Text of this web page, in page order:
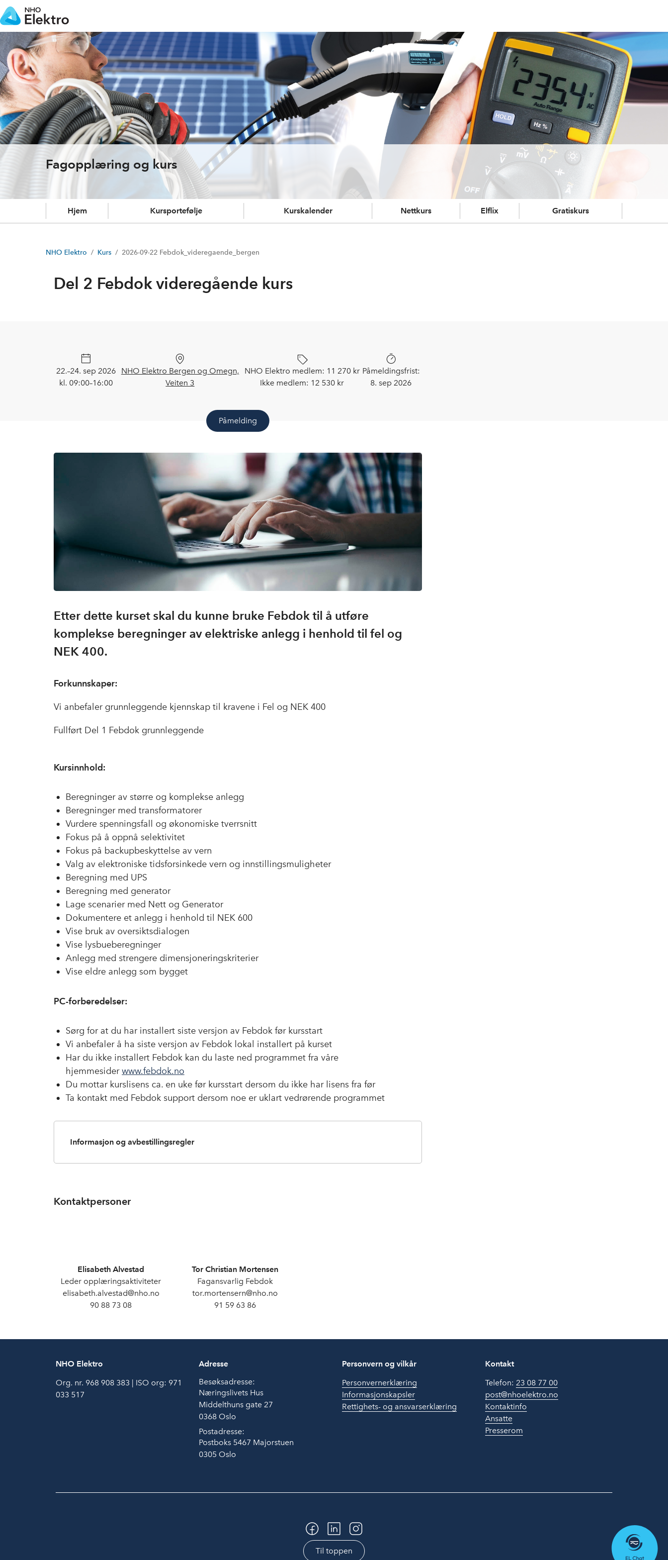
Fagopplæring og kurs
Hjem Kursportefølje Kurskalender Nettkurs Elflix Gratiskurs
NHO Elektro Kurs 2026-09-22 Febdok_videregaende_bergen
Del 2 Febdok videregående kurs
22.–24. sep 2026
kl. 09:00–16:00
NHO Elektro Bergen og Omegn,
Veiten 3
NHO Elektro medlem: 11 270 kr
Ikke medlem: 12 530 kr
Påmeldingsfrist:
8. sep 2026
Påmelding
Etter dette kurset skal du kunne bruke Febdok til å utføre
komplekse beregninger av elektriske anlegg i henhold til fel og
NEK 400.
Forkunnskaper:
Vi anbefaler grunnleggende kjennskap til kravene i Fel og NEK 400
Fullført Del 1 Febdok grunnleggende
Kursinnhold:
Beregninger av større og komplekse anlegg
Beregninger med transformatorer
Vurdere spenningsfall og økonomiske tverrsnitt
Fokus på å oppnå selektivitet
Fokus på backupbeskyttelse av vern
Valg av elektroniske tidsforsinkede vern og innstillingsmuligheter
Beregning med UPS
Beregning med generator
Lage scenarier med Nett og Generator
Dokumentere et anlegg i henhold til NEK 600
Vise bruk av oversiktsdialogen
Vise lysbueberegninger
Anlegg med strengere dimensjoneringskriterier
Vise eldre anlegg som bygget
PC-forberedelser:
Sørg for at du har installert siste versjon av Febdok før kursstart
Vi anbefaler å ha siste versjon av Febdok lokal installert på kurset​
Har du ikke installert Febdok kan du laste ned programmet fra våre
hjemmesiderwww.febdok.no
Du mottar kurslisens ca. en uke før kursstart dersom du ikke har lisens fra før
Ta kontakt med Febdok support dersom noe er uklart vedrørende programmet
Informasjon og avbestillingsregler
Kontaktpersoner
Elisabeth Alvestad
Leder opplæringsaktiviteter
elisabeth.alvestad@nho.no
90 88 73 08
Tor Christian Mortensen
Fagansvarlig Febdok
tor.mortensern@nho.no
91 59 63 86
NHO Elektro
Org. nr. 968 908 383 | ISO org: 971
033 517
Adresse
Besøksadresse:
Næringslivets Hus
Middelthuns gate 27
0368 Oslo
Postadresse:
Postboks 5467 Majorstuen
0305 Oslo
Personvern og vilkår
Personvernerklæring
Informasjonskapsler
Rettighets- og ansvarserklæring
Kontakt
Telefon: 23 08 77 00
post@nhoelektro.no
Kontaktinfo
Ansatte
Presserom
Til toppen